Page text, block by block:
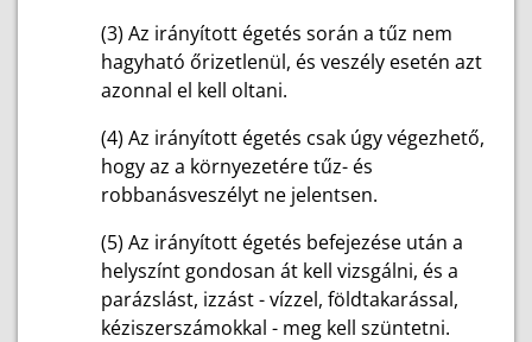
(3) Az irányított égetés során a tűz nem
hagyható őrizetlenül, és veszély esetén azt
azonnal el kell oltani.
(4) Az irányított égetés csak úgy végezhető,
hogy az a környezetére tűz- és
robbanásveszélyt ne jelentsen.
(5) Az irányított égetés befejezése után a
helyszínt gondosan át kell vizsgálni, és a
parázslást, izzást - vízzel, földtakarással,
kéziszerszámokkal - meg kell szüntetni.